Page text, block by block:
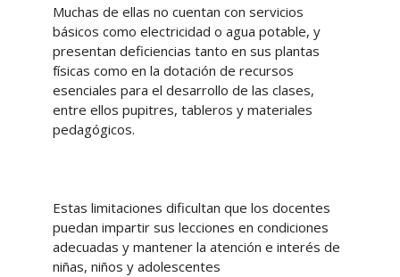
Muchas de ellas no cuentan con servicios
básicos como electricidad o agua potable, y
presentan deficiencias tanto en sus plantas
físicas como en la dotación de recursos
esenciales para el desarrollo de las clases,
entre ellos pupitres, tableros y materiales
pedagógicos.
Estas limitaciones dificultan que los docentes
puedan impartir sus lecciones en condiciones
adecuadas y mantener la atención e interés de
niñas, niños y adolescentes